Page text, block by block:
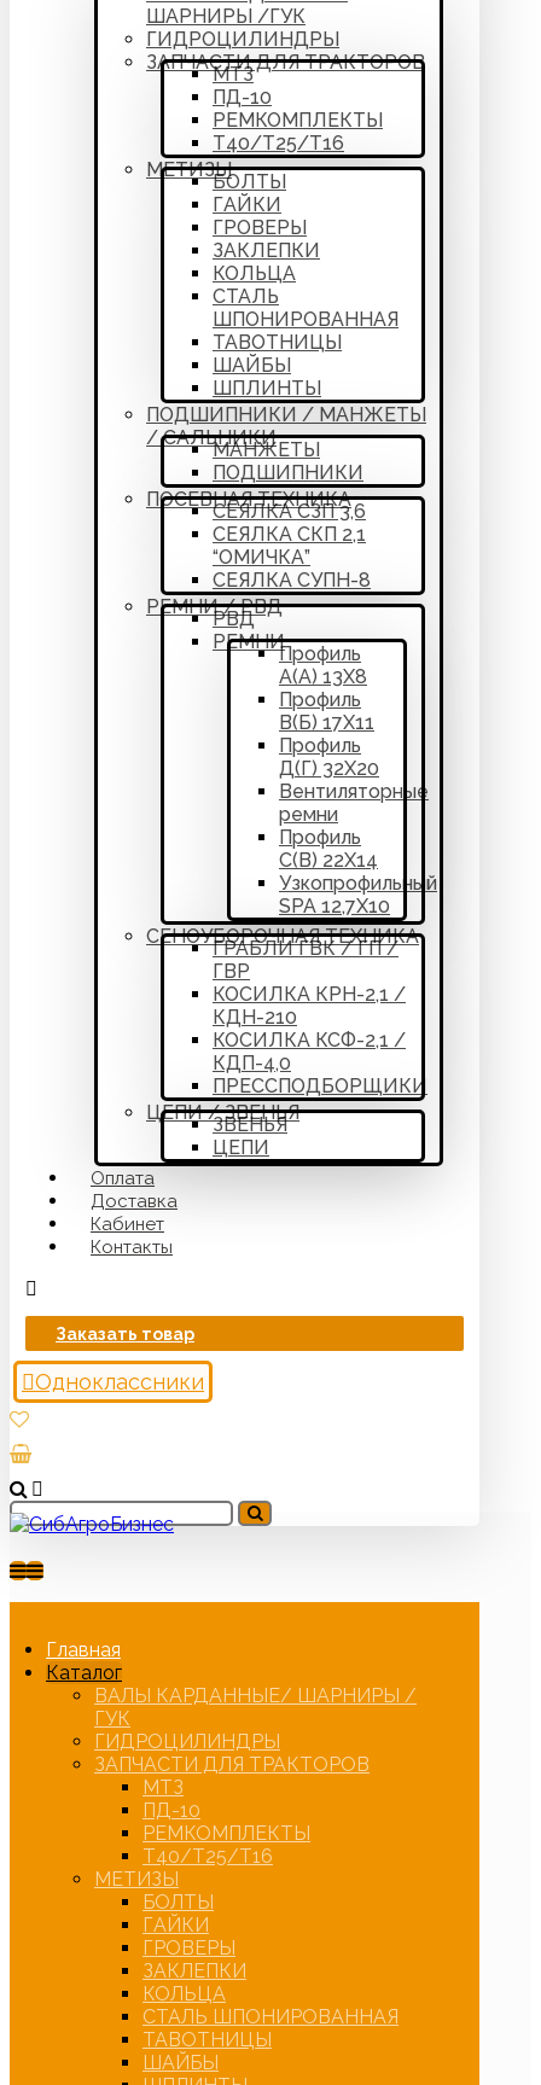
ШАРНИРЫ /ГУК
ГИДРОЦИЛИНДРЫ
ЗАПЧАСТИ ДЛЯ ТРАКТОРОВ
МТЗ
ПД-10
РЕМКОМПЛЕКТЫ
Т40/Т25/Т16
МЕТИЗЫ
БОЛТЫ
ГАЙКИ
ГРОВЕРЫ
ЗАКЛЕПКИ
КОЛЬЦА
СТАЛЬ
ШПОНИРОВАННАЯ
ТАВОТНИЦЫ
ШАЙБЫ
ШПЛИНТЫ
ПОДШИПНИКИ / МАНЖЕТЫ
/ САЛЬНИКИ
МАНЖЕТЫ
ПОДШИПНИКИ
ПОСЕВНАЯ ТЕХНИКА
СЕЯЛКА СЗП 3,6
СЕЯЛКА СКП 2,1
“ОМИЧКА”
СЕЯЛКА СУПН-8
РЕМНИ / РВД
РВД
РЕМНИ
Профиль
А(А) 13Х8
Профиль
В(Б) 17Х11
Профиль
Д(Г) 32Х20
Вентиляторные
ремни
Профиль
С(В) 22Х14
Узкопрофильный
SPA 12,7Х10
СЕНОУБОРОЧНАЯ ТЕХНИКА
ГРАБЛИ ГВК / ГП /
ГВР
КОСИЛКА КРН-2,1 /
КДН-210
КОСИЛКА КСФ-2,1 /
КДП-4,0
ПРЕССПОДБОРЩИКИ
ЦЕПИ / ЗВЕНЬЯ
ЗВЕНЬЯ
ЦЕПИ
Оплата
Доставка
Кабинет
Контакты
Заказать товар
Одноклассники
Главная
Каталог
ВАЛЫ КАРДАННЫЕ/ ШАРНИРЫ /
ГУК
ГИДРОЦИЛИНДРЫ
ЗАПЧАСТИ ДЛЯ ТРАКТОРОВ
МТЗ
ПД-10
РЕМКОМПЛЕКТЫ
Т40/Т25/Т16
МЕТИЗЫ
БОЛТЫ
ГАЙКИ
ГРОВЕРЫ
ЗАКЛЕПКИ
КОЛЬЦА
СТАЛЬ ШПОНИРОВАННАЯ
ТАВОТНИЦЫ
ШАЙБЫ